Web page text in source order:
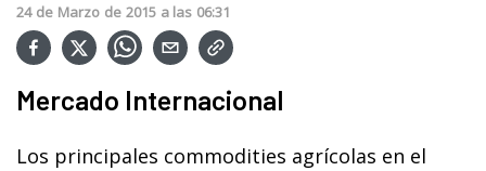
24 de Marzo de 2015 a las 06:31
Mercado Internacional
Los principales commodities agrícolas en el